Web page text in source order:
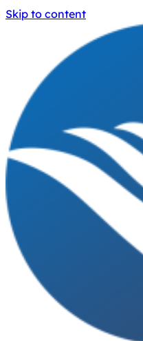
Skip to content